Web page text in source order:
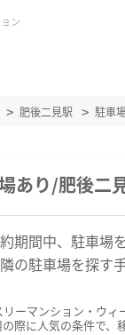
ン
肥後二見駅 駐車
あり/肥後二
期間中、駐車場
の駐車場を探す
ーマンション・ウ
際に人気の条件で、